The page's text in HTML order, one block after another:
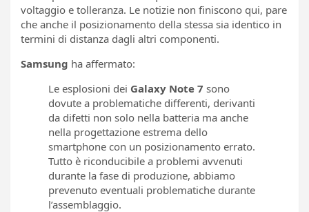
voltaggio e tolleranza. Le notizie non finiscono qui, pare
che anche il posizionamento della stessa sia identico in
termini di distanza dagli altri componenti.
Samsung ha affermato:
Le esplosioni dei Galaxy Note 7 sono
dovute a problematiche differenti, derivanti
da difetti non solo nella batteria ma anche
nella progettazione estrema dello
smartphone con un posizionamento errato.
Tutto è riconducibile a problemi avvenuti
durante la fase di produzione, abbiamo
prevenuto eventuali problematiche durante
l’assemblaggio.